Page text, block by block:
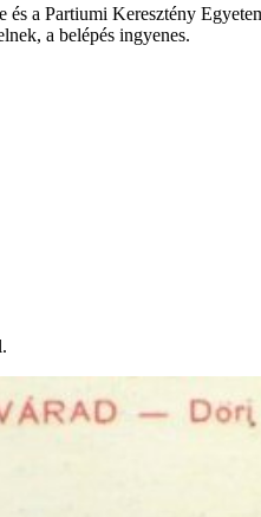
a Partiumi Keresztény
a belépés ingyenes.